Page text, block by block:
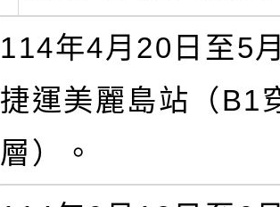
114年4月20日至5
捷運美麗島站（B1
層）。